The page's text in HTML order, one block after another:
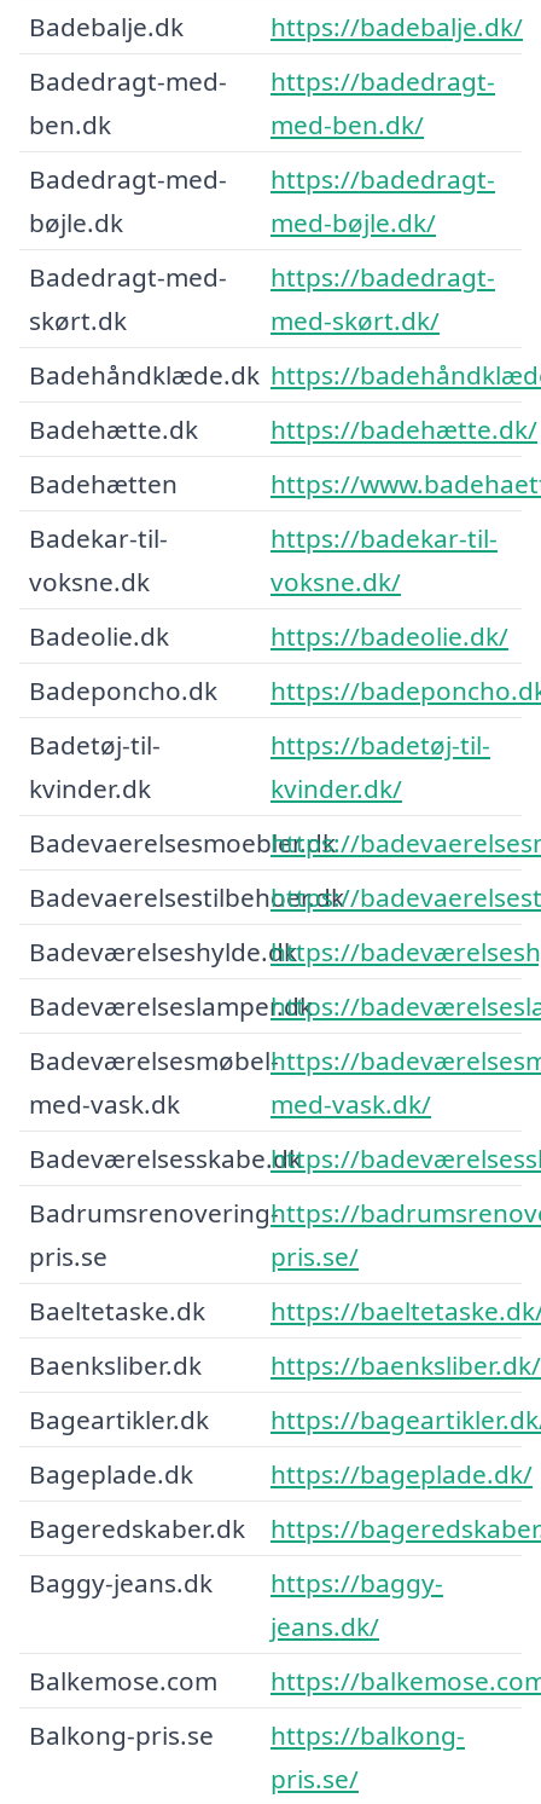
Badebalje.dk
https://badebalje.dk/
Badedragt-med-
ben.dk
https://badedragt-
med-ben.dk/
Badedragt-med-
bøjle.dk
https://badedragt-
med-bøjle.dk/
Badedragt-med-
skørt.dk
https://badedragt-
med-skørt.dk/
Badehåndklæde.dk https://
Badehætte.dk
https://badehætte.dk/
Badehætten
https://
Badekar-til-
voksne.dk
https://badekar-til-
voksne.dk/
Badeolie.dk
https://badeolie.dk/
Badeponcho.dk
https://
Badetøj-til-
kvinder.dk
https://badetøj-til-
kvinder.dk/
Badevaerelsesmoebler.dk
https://
Badevaerelsestilbehoer.dk
https://
Badeværelseshylde.dkhttps://
Badeværelseslamper.dkhttps://
Badeværelsesmøbel-
med-vask.dk
https://
med-vask.dk/
Badeværelsesskabe.dkhttps://
Badrumsrenovering-
pris.se
https://
pris.se/
Baeltetaske.dk
https://
Baenksliber.dk
https://baenksliber.dk/
Bageartikler.dk
https://
Bageplade.dk
https://bageplade.dk/
Bageredskaber.dk
https://
Baggy-jeans.dk
https://baggy-
jeans.dk/
Balkemose.com
https://
Balkong-pris.se
https://balkong-
pris.se/